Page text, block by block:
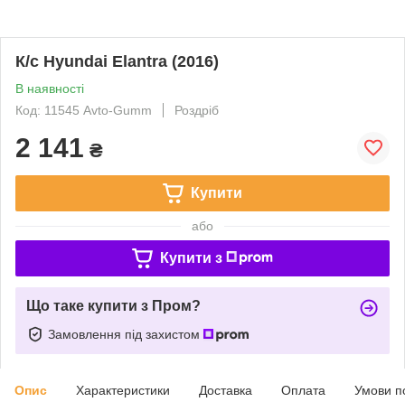
К/с Hyundai Elantra (2016)
В наявності
Код: 11545 Avto-Gumm
Роздріб
2 141 ₴
Купити
або
Купити з
Що таке купити з Пром?
Замовлення під захистом
Опис Характеристики Доставка Оплата Умови